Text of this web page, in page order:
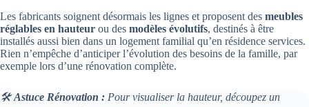
Les fabricants soignent désormais les lignes et proposent des meubles
réglables en hauteur ou des modèles évolutifs, destinés à être
installés aussi bien dans un logement familial qu’en résidence services.
Rien n’empêche d’anticiper l’évolution des besoins de la famille, par
exemple lors d’une rénovation complète.
🛠️Astuce Rénovation : Pour visualiser la hauteur, découpez un